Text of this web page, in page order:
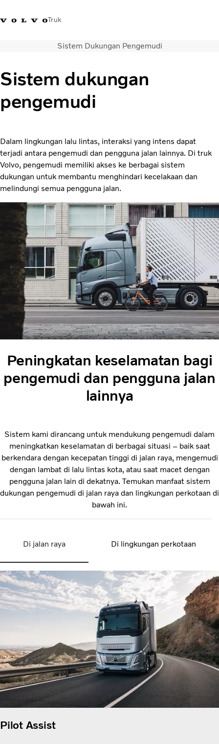
Truk
Gerai MerchandiseKarirLog in Indonesia
Solusi transportasi
Servis
Tentang Kami
Hubungi kami
Sistem Dukungan Pengemudi
Sistem dukungan
pengemudi
Dalam lingkungan lalu lintas, interaksi yang intens dapat
terjadi antara pengemudi dan pengguna jalan lainnya. Di truk
Volvo, pengemudi memiliki akses ke berbagai sistem
dukungan untuk membantu menghindari kecelakaan dan
melindungi semua pengguna jalan.
Peningkatan keselamatan bagi
pengemudi dan pengguna jalan
lainnya
Sistem kami dirancang untuk mendukung pengemudi dalam
meningkatkan keselamatan di berbagai situasi – baik saat
berkendara dengan kecepatan tinggi di jalan raya, mengemudi
dengan lambat di lalu lintas kota, atau saat macet dengan
pengguna jalan lain di dekatnya. Temukan manfaat sistem
dukungan pengemudi di jalan raya dan lingkungan perkotaan di
bawah ini.
Di jalan raya Di lingkungan perkotaan
Pilot Assist